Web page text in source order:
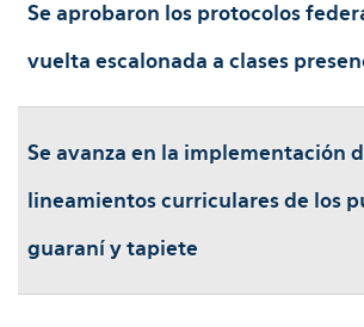
Se aprobaron los protocolos
vuelta escalonada a clases
Se avanza en la implementación
lineamientos curriculares de los
guaraní y tapiete